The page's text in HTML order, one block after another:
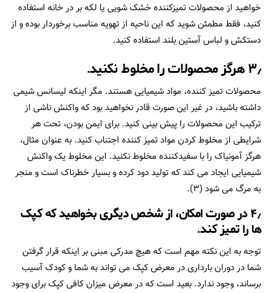
خواهید از محصولات تمیزکننده خشک شویی یا لکه بر در خانه استفاده
کنید، فقط مطمئن شوید که این ناحیه از تهویه مناسب برخوردار بوده و از
دستکش و لباس آستین بلند استفاده کنید.
۳٫ هرگز محصولات را مخلوط نکنید.
محصولات تمیز کننده، مواد شیمیایی هستند. مگر اینکه لیسانس شیمی
داشته باشید، در غیر این صورت قادر نخواهید بود که واکنش ناشی از
ترکیب این محصولات را پیش بینی کنید. برای ایمن بودن، تحت هر
شرایطی از مخلوط کردن مواد تمیز کننده اجتناب کنید. به عنوان مثال،
هرگز آمونیاک را با سفیدکننده مخلوط نکنید. این مخلوط یک واکنش
شیمیایی ایجاد می کند که تولید دود کرده و بسیار خطرناک است و منجر
به مرگ می شود (۳).
۴٫ در صورت امکان، از شخص دیگری بخواهید که کپک
ها را تمیز کند.
توجه به این نکته مهم است که هیچ مدرکی مبنی بر اینکه قرار گرفتن
شما در دوران بارداری در معرض کپک می تواند به شما و کودک آسیب
برساند، وجود ندارد. بعید است که در معرض میزان کافی کپک برای وجود